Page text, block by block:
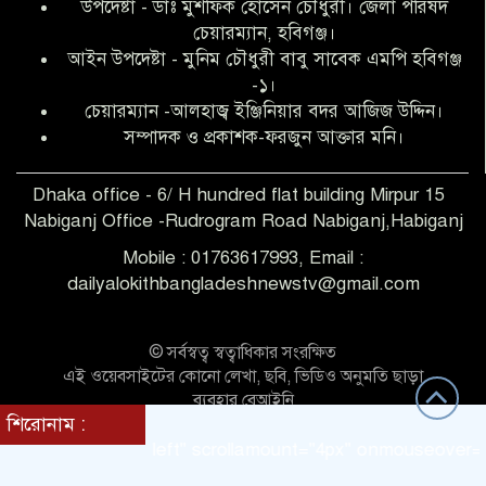
আব্দুল হক তালুকদার ফাউন্ডেশন মানবতার
শিকড় ছুঁই ছুঁই,ফরজুন আক্তার মনি
সিলেট রেঞ্জের শ্রেষ্ঠ ওসি নির্বাচিত হলেন
নবীগঞ্জ থানার ওসি মোনায়েম
‎নবীগঞ্জে এক সাজাপ্রাপ্ত পলাতক আসামি
শিশু ধর্ষণের অভিযোগে অভিযুক্ত গ্রেফতার ১
উপদেষ্টা - ডাঃ মুশফিক হোসেন চৌধুরী। জেলা পরিষদ
চেয়ারম্যান, হবিগঞ্জ।
আইন উপদেষ্টা - মুনিম চৌধুরী বাবু সাবেক এমপি হবিগঞ্জ
-১।
চেয়ারম্যান -আলহাজ্ব ইঞ্জিনিয়ার বদর আজিজ উদ্দিন।
সম্পাদক ও প্রকাশক-ফরজুন আক্তার মনি।
Dhaka office - 6/ H hundred flat building Mirpur 15
Nabiganj Office -Rudrogram Road Nabiganj,Habiganj
Mobile : 01763617993, Email :
dailyalokithbangladeshnewstv@gmail.com
শিরোনাম :
direction = "left" scrollamount="4px"
© সর্বস্বত্ব স্বত্বাধিকার সংরক্ষিত
এই ওয়েবসাইটের কোনো লেখা, ছবি, ভিডিও অনুমতি ছাড়া
ব্যবহার বেআইনি